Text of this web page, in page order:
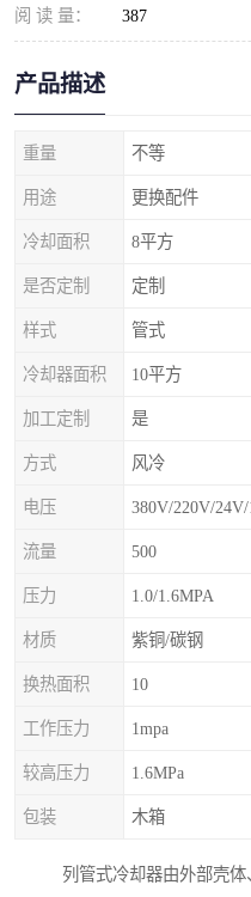
阅 读 量： 387
产品描述
重量 不等
用途 更换配件
冷却面积 8平方
是否定制 定制
样式 管式
冷却器面积 10平方
加工定制 是
方式 风冷
电压 380V/220V/
流量 500
压力 1.0/1.6MPA
材质 紫铜/碳钢
换热面积 10
工作压力 1mpa
较高压力 1.6MPa
包装 木箱
列管式冷却器由外部壳